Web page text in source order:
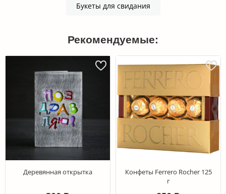
Букеты для свидания
Рекомендуемые:
Деревянная открытка
Конфеты Ferrero Rocher 125
г